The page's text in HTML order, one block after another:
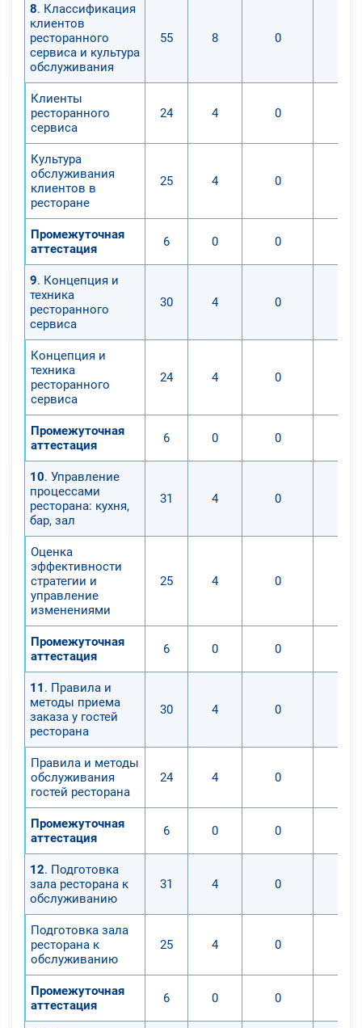
8. Классификация
клиентов
ресторанного
сервиса и культура
обслуживания
55 8 0
Клиенты
ресторанного
сервиса
24 4 0
Культура
обслуживания
клиентов в
ресторане
25 4 0
Промежуточная
аттестация
6 0 0
9. Концепция и
техника
ресторанного
сервиса
30 4 0
Концепция и
техника
ресторанного
сервиса
24 4 0
Промежуточная
аттестация
6 0 0
10. Управление
процессами
ресторана: кухня,
бар, зал
31 4 0
Оценка
эффективности
стратегии и
управление
изменениями
25 4 0
Промежуточная
аттестация
6 0 0
11 . Правила и
методы приема
заказа у гостей
ресторана
30 4 0
Правила и методы
обслуживания
гостей ресторана
24 4 0
Промежуточная
аттестация
6 0 0
12. Подготовка
зала ресторана к
обслуживанию
31 4 0
Подготовка зала
ресторана к
обслуживанию
25 4 0
Промежуточная
аттестация
6 0 0